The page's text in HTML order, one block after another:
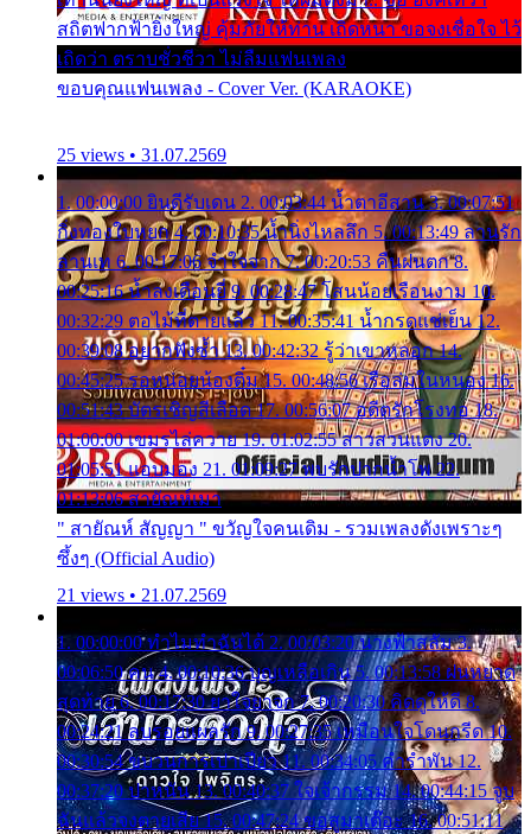
สถิตฟากฟ้ายิ่งใหญ่ คุ้มภัยให้ท่าน เถิดหนา ขอจงเชื่อใจ ไว้
เถิดว่า ตราบชั่วชีวา ไม่ลืมแฟนเพลง
ขอบคุณแฟนเพลง - Cover Ver. (KARAOKE)
25 views • 31.07.2569
1. 00:00:00 ยินดีรับเดน 2. 00:03:44 น้ำตาอีสาน 3. 00:07:51
กิ่งทองใบหยก 4. 00:10:35 น้ำนิ่งไหลลึก 5. 00:13:49 ลานรัก
ลานเท 6. 00:17:06 จำใจจาก 7. 00:20:53 คืนฝนตก 8.
00:25:16 น้ำลงเดือนยี่ 9. 00:28:47 โสนน้อยเรือนงาม 10.
00:32:29 ตอไม้ที่ตายแล้ว 11. 00:35:41 น้ำกรดแช่เย็น 12.
00:39:08 อยากฟังซ้ำ 13. 00:42:32 รู้ว่าเขาหลอก 14.
00:45:25 รอหน่อยน้องติ๋ม 15. 00:48:56 เรือล่มในหนอง 16.
00:51:43 บัตรเชิญสีเลือด 17. 00:56:07 อดีตรักโรงทอ 18.
01:00:00 เขมรไล่ควาย 19. 01:02:55 สาวสวนแตง 20.
01:05:51 แอบมอง 21. 01:09:27 พบรักปากน้ำโพ 22.
01:13:06 สายัณห์เมา
" สายัณห์ สัญญา " ขวัญใจคนเดิม - รวมเพลงดังเพราะๆ
ซึ้งๆ (Official Audio)
21 views • 21.07.2569
1. 00:00:00 ทำไมทำฉันได้ 2. 00:03:20 นางฟ้าสลัม 3.
00:06:50 คน 4. 00:10:36 บุญเหลือเกิน 5. 00:13:58 ฝนหยาด
สุดท้าย 6. 00:17:30 ยาใจยาจก 7. 00:20:30 คิดดูให้ดี 8.
00:24:21 ลบรอยแผลรัก 9. 00:27:35 เหมือนใจโดนกรีด 10.
00:30:54 ขบวนการเปาเปียว 11. 00:34:05 คำรำพัน 12.
00:37:20 ปาหนัน 13. 00:40:37 ใจเจ้ากรรม 14. 00:44:15 จูบ
ฉันแล้วจงตายเสีย 15. 00:47:24 ขอสูมาเต๊อะ 16. 00:51:11